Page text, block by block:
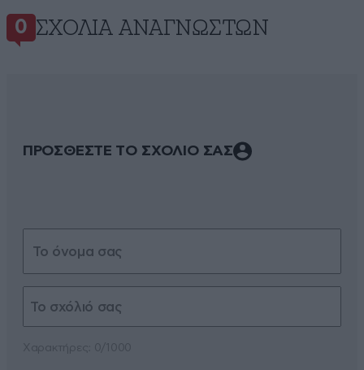
0 ΣΧΌΛΙΑ ΑΝΑΓΝΩΣΤΏΝ
ΠΡΟΣΘΕΣΤΕ ΤΟ ΣΧΟΛΙΟ ΣΑΣ